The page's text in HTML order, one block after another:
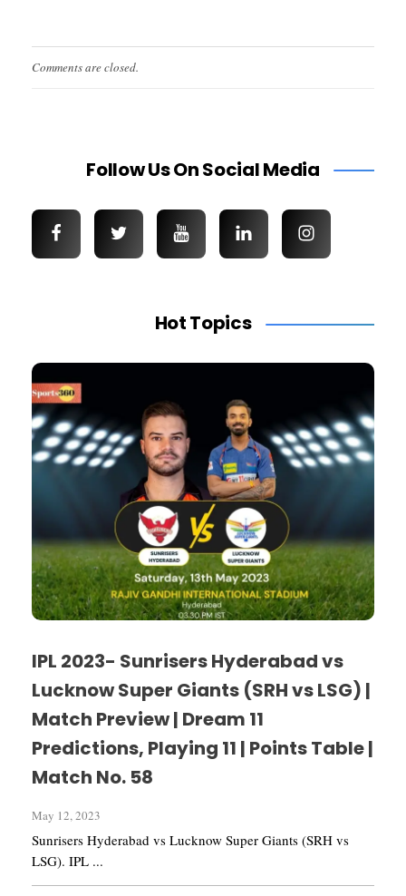
Comments are closed.
Follow Us On Social Media
Hot Topics
IPL 2023- Sunrisers Hyderabad vs
Lucknow Super Giants (SRH vs LSG) |
Match Preview | Dream 11
Predictions, Playing 11 | Points Table |
Match No. 58
May 12, 2023
Sunrisers Hyderabad vs Lucknow Super Giants (SRH vs
LSG). IPL ...